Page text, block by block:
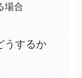
場合
うするか